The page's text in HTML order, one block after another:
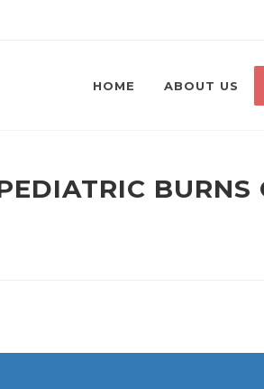
HOME ABOUT US
BURNS